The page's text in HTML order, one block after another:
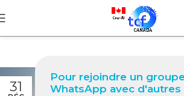
Pour rejoindre un
WhatsApp avec d'autres
31